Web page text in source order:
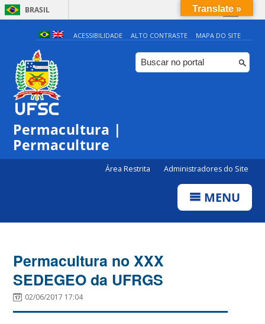
BRASIL
Simplifique!
Comunica BR
Participe
ACESSIBILIDADE ALTO CONTRASTE MAPA DO SITE
Permacultura |
Permaculture
Área Restrita Administradores do Site
MENU
Permacultura no XXX
SEDEGEO da UFRGS
02/06/2017 17:04
Translate »